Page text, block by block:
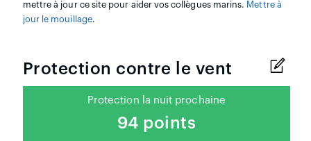
mettre à jour ce site pour aider vos collègues marins. Mettre à
jour le mouillage.
Protection contre le vent
Protection la nuit prochaine
94 points